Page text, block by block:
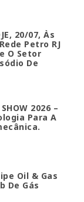
20/07, Às
Petro RJ
O Setor
De
2026 –
Para A
Oil & Gas
De Gás